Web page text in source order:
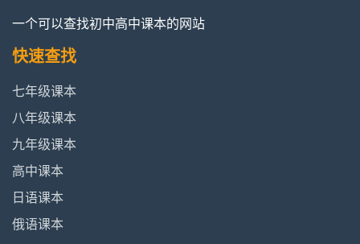
一个可以查找初中高中课本的网站
快速查找
七年级课本
八年级课本
九年级课本
高中课本
日语课本
俄语课本